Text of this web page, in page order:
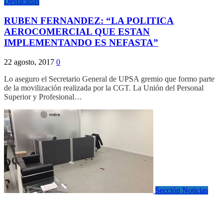
RUBEN FERNANDEZ: “LA POLITICA
AEROCOMERCIAL QUE ESTAN
IMPLEMENTANDO ES NEFASTA”
22 agosto, 2017 0
Lo aseguro el Secretario General de UPSA gremio que formo parte
de la movilización realizada por la CGT. La Unión del Personal
Superior y Profesional…
Sección Noticias